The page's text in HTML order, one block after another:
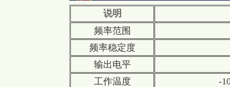
说明
频率范围
频率稳定度
输出电平
工作温度
-